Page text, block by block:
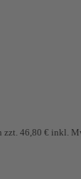
46,80 € inkl.